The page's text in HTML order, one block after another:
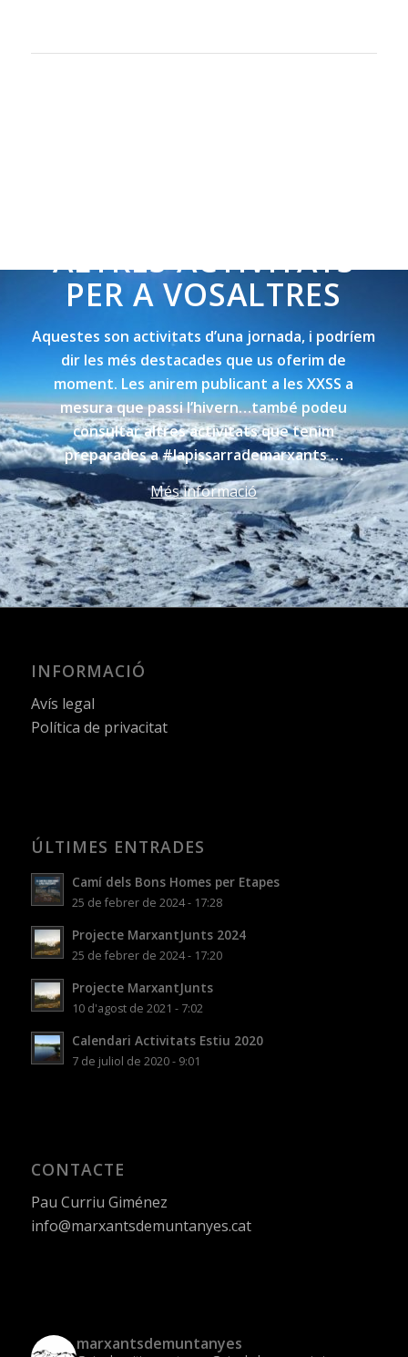
ALTRES ACTIVITATS
PER A VOSALTRES
Aquestes son activitats d’una jornada, i podríem
dir les més destacades que us oferim de
moment. Les anirem publicant a les XXSS a
mesura que passi l’hivern…també podeu
consultar altres activitats que tenim
preparades a #lapissarrademarxants …
Més informació
INFORMACIÓ
Avís legal
Política de privacitat
ÚLTIMES ENTRADES
Camí dels Bons Homes per Etapes
25 de febrer de 2024 - 17:28
Projecte MarxantJunts 2024
25 de febrer de 2024 - 17:20
Projecte MarxantJunts
10 d'agost de 2021 - 7:02
Calendari Activitats Estiu 2020
7 de juliol de 2020 - 9:01
CONTACTE
Pau Curriu Giménez
info@marxantsdemuntanyes.cat
marxantsdemuntanyes